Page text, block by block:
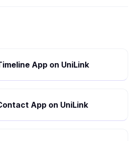
App on UniLink
App on UniLink